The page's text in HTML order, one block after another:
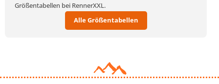
Größentabellen bei RennerXXL.
Alle Größentabellen